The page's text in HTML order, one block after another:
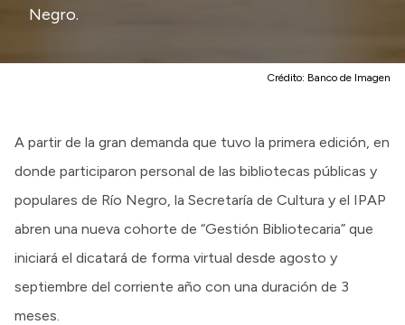
Negro.
Crédito: Banco de Imagen
A partir de la gran demanda que tuvo la primera edición, en
donde participaron personal de las bibliotecas públicas y
populares de Río Negro, la Secretaría de Cultura y el IPAP
abren una nueva cohorte de “Gestión Bibliotecaria” que
iniciará el dicatará de forma virtual desde agosto y
septiembre del corriente año con una duración de 3
meses.